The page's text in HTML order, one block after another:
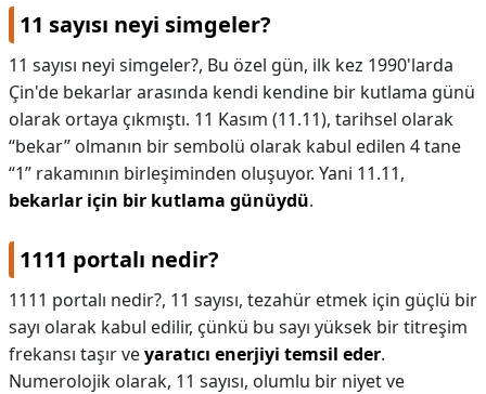
11 sayısı neyi simgeler?
11 sayısı neyi simgeler?, Bu özel gün, ilk kez 1990'larda
Çin'de bekarlar arasında kendi kendine bir kutlama günü
olarak ortaya çıkmıştı. 11 Kasım (11.11), tarihsel olarak
“bekar” olmanın bir sembolü olarak kabul edilen 4 tane
“1” rakamının birleşiminden oluşuyor. Yani 11.11,
bekarlar için bir kutlama günüydü.
1111 portalı nedir?
1111 portalı nedir?, 11 sayısı, tezahür etmek için güçlü bir
sayı olarak kabul edilir, çünkü bu sayı yüksek bir titreşim
frekansı taşır veyaratıcı enerjiyi temsil eder.
Numerolojik olarak, 11 sayısı, olumlu bir niyet ve